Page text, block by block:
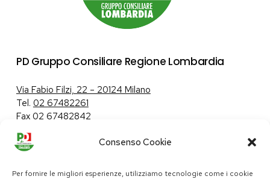
Consenso Cookie
Per fornire le migliori esperienze, utilizziamo tecnologie come i cookie
PD Gruppo Consiliare Regione Lombardia
Via Fabio Filzi, 22 – 20124 Milano
Tel. 02 67482261
Fax 02 67482842
Tutela dei dati personali|Politica sui cookie